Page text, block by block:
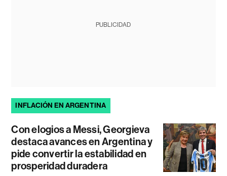
PUBLICIDAD
INFLACIÓN EN ARGENTINA
Con elogios a Messi, Georgieva
destaca avances en Argentina y
pide convertir la estabilidad en
prosperidad duradera